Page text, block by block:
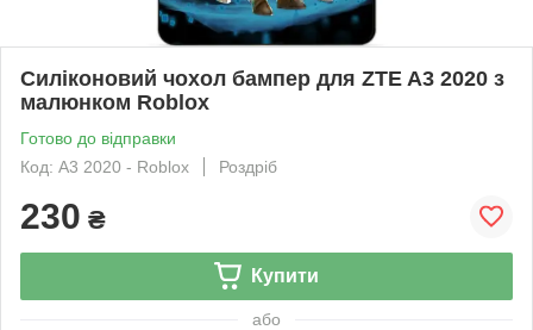
Силіконовий чохол бампер для ZTE A3 2020 з
малюнком Roblox
Готово до відправки
Код: A3 2020 - Roblox
Роздріб
230 ₴
Купити
або